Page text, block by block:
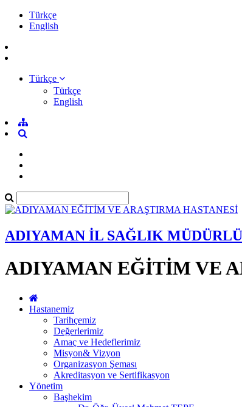
Türkçe
English
Türkçe
Türkçe
English
ADIYAMAN İL SAĞLIK
ADIYAMAN EĞİTİM VE
Hastanemiz
Tarihçemiz
Değerlerimiz
Amaç ve Hedeflerimiz
Misyon& Vizyon
Organizasyon Şeması
Akreditasyon ve Sertifikasyon
Yönetim
Başhekim